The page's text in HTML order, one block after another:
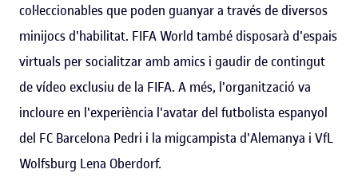
col·leccionables que poden guanyar a través de diversos
minijocs d'habilitat. FIFA World també disposarà d'espais
virtuals per socialitzar amb amics i gaudir de contingut
de vídeo exclusiu de la FIFA. A més, l'organització va
incloure en l'experiència l'avatar del futbolista espanyol
del FC Barcelona Pedri i la migcampista d'Alemanya i VfL
Wolfsburg Lena Oberdorf.